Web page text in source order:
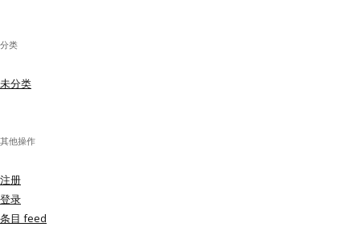
分类
未分类
其他操作
注册
登录
条目 feed